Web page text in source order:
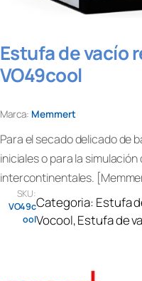
Estufa de vacío
VO49cool
Marca: Memmert
Para el secado delicado de
iniciales o para la simulación
intercontinentales.
SKU:
VO49c
ool
Categoria: Estufa
Vocool, Estufa de